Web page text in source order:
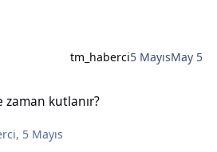
tm_haberci5 MayısMay 5
zaman kutlanır?
, 5 Mayıs